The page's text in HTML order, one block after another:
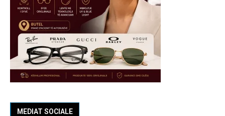
MEDIAT SOCIALE